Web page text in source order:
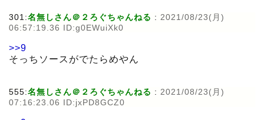
301:名無しさん＠２ろぐちゃんねる : 2021/08/23(月)
06:57:19.36 ID:g0EWuiXk0
>>9
そっちソースがでたらめやん
555:名無しさん＠２ろぐちゃんねる : 2021/08/23(月)
07:16:23.06 ID:jxPD8GCZ0